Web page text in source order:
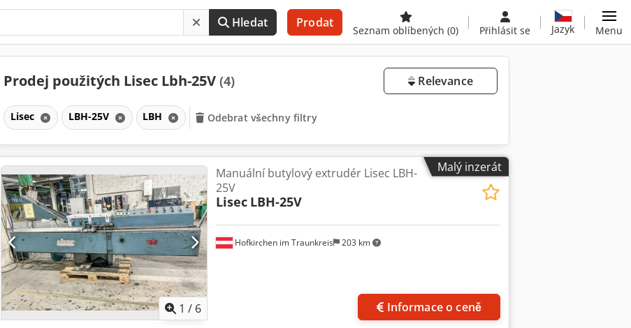
Hledat Prodat
Seznam oblíbených (0) Přihlásit se Jazyk Menu
Prodej použitých Lisec Lbh-25V (4) Relevance
Lisec LBH-25V LBH Odebrat všechny filtry
Malý inzerát
1 / 6
Hofkirchen im Traunkreis 203 km
Manuální butylový extrudér Lisec LBH-
25V
Lisec LBH-25V
Informace o ceně